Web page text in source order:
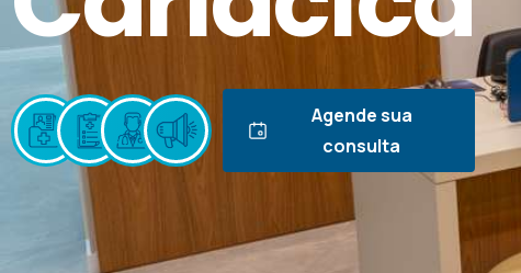
Agende sua
consulta